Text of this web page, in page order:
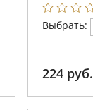
Выбрать:
224 руб.